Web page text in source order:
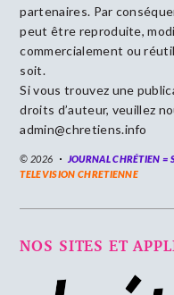
partenaires. Par
peut être reproduite,
commercialement ou
soit.
Si vous trouvez une
droits d’auteur, veuillez
admin@chretiens.info
© 2026 JOURNAL CHRÉTIEN =
TELEVISION CHRETIENNE
NOS SITES ET